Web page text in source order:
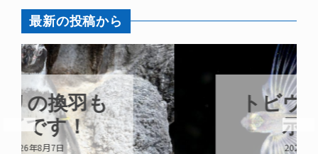
最新の投稿から
トビウオ幼魚展
示中！
2026年8月6日